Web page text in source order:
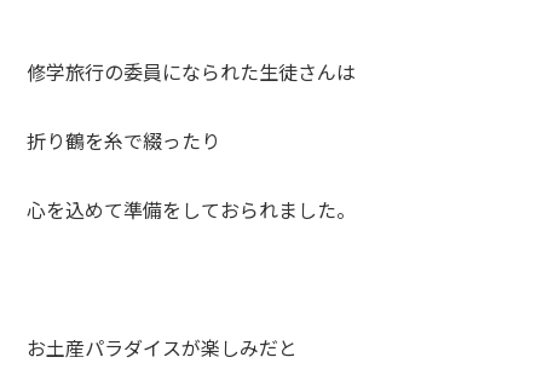
修学旅行の委員になられた生徒さんは
折り鶴を糸で綴ったり
心を込めて準備をしておられました。
お土産パラダイスが楽しみだと